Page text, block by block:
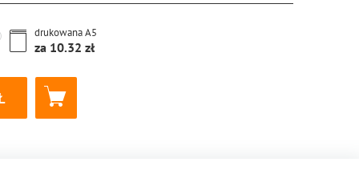
drukowanaA5
za 10.32